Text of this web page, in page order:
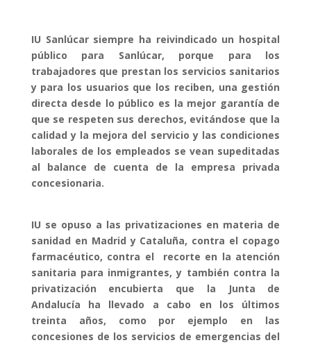
IU Sanlúcar siempre ha reivindicado un hospital
público para Sanlúcar, porque para los
trabajadores que prestan los servicios sanitarios
y para los usuarios que los reciben, una gestión
directa desde lo público es la mejor garantía de
que se respeten sus derechos, evitándose que la
calidad y la mejora del servicio y las condiciones
laborales de los empleados se vean supeditadas
al balance de cuenta de la empresa privada
concesionaria.
IU se opuso a las privatizaciones en materia de
sanidad en Madrid y Cataluña, contra el copago
farmacéutico, contra el recorte en la atención
sanitaria para inmigrantes, y también contra la
privatización encubierta que la Junta de
Andalucía ha llevado a cabo en los últimos
treinta años, como por ejemplo en las
concesiones de los servicios de emergencias del